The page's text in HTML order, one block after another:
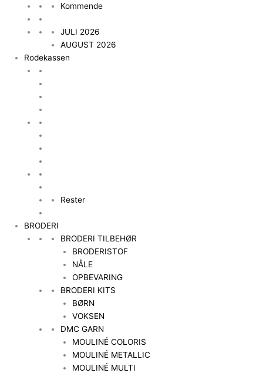
Kommende
JULI 2026
AUGUST 2026
Rodekassen
Rester
BRODERI
BRODERI TILBEHØR
BRODERISTOF
NÅLE
OPBEVARING
BRODERI KITS
BØRN
VOKSEN
DMC GARN
MOULINÉ COLORIS
MOULINÉ METALLIC
MOULINÉ MULTI